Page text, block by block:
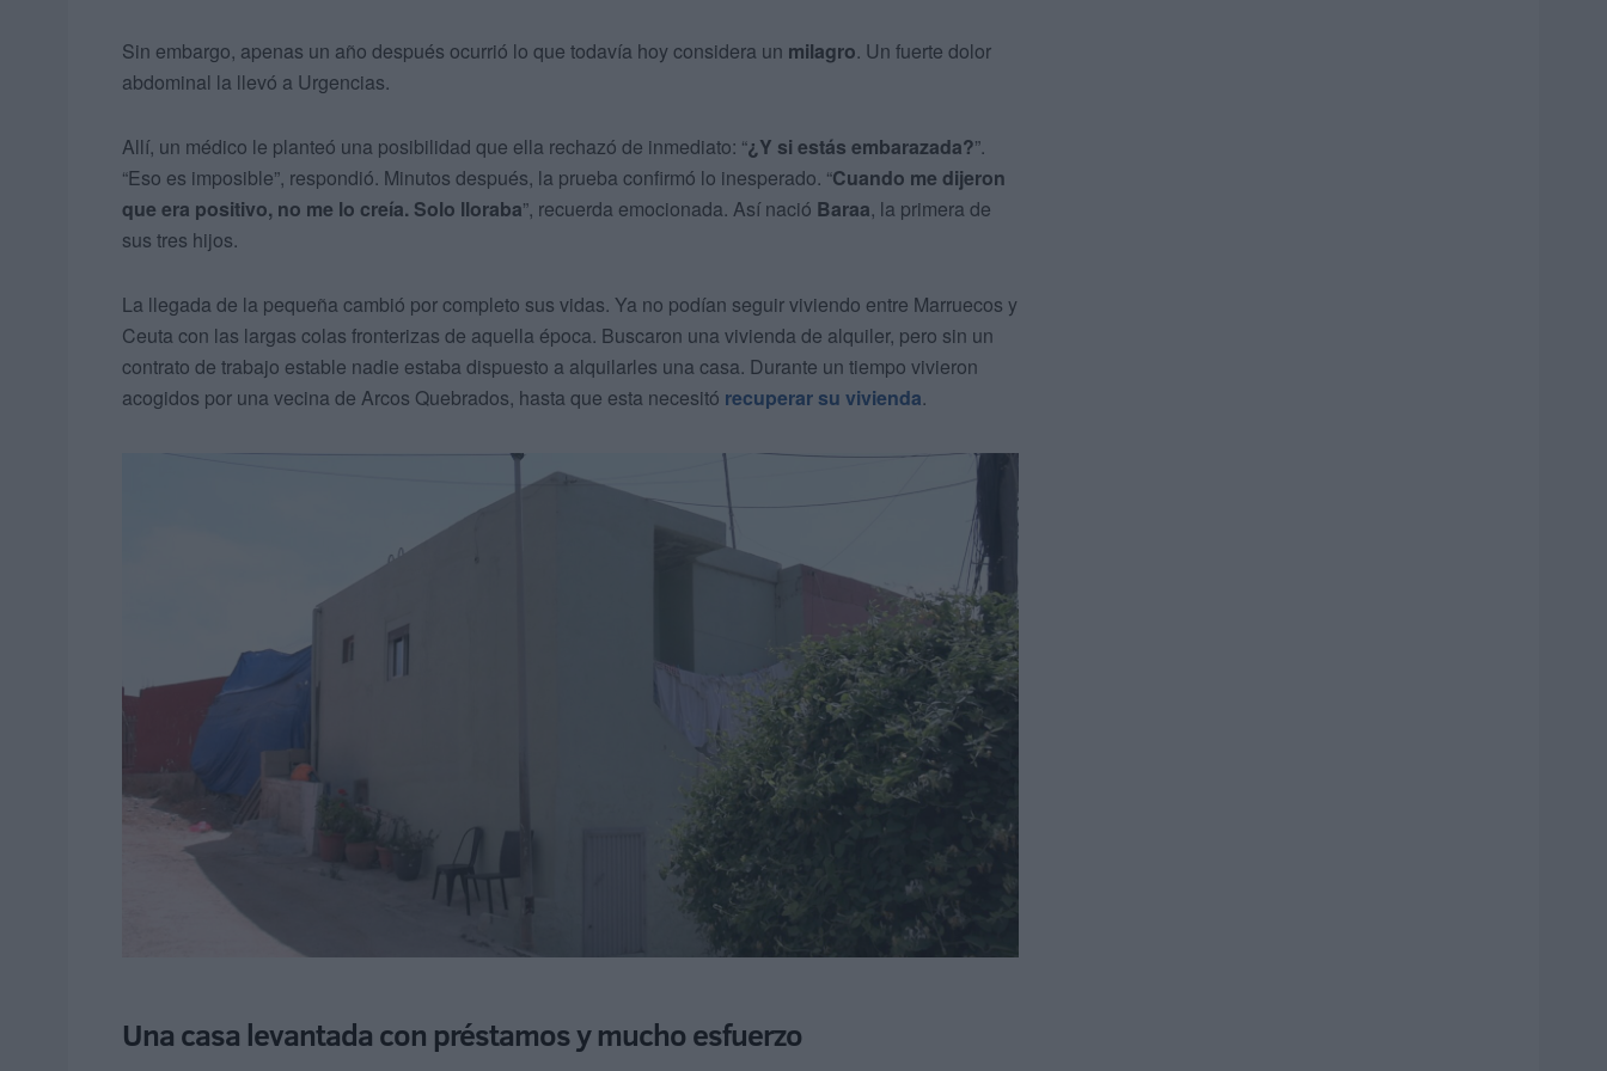
Sin embargo, apenas un año después ocurrió lo que todavía hoy considera un milagro. Un fuerte dolor
abdominal la llevó a Urgencias.
Allí, un médico le planteó una posibilidad que ella rechazó de inmediato: “¿Y si estás embarazada?”.
“Eso es imposible”, respondió. Minutos después, la prueba confirmó lo inesperado. “Cuando me dijeron
que era positivo, no me lo creía. Solo lloraba”, recuerda emocionada. Así nació Baraa, la primera de
sus tres hijos.
La llegada de la pequeña cambió por completo sus vidas. Ya no podían seguir viviendo entre Marruecos y
Ceuta con las largas colas fronterizas de aquella época. Buscaron una vivienda de alquiler, pero sin un
contrato de trabajo estable nadie estaba dispuesto a alquilarles una casa. Durante un tiempo vivieron
acogidos por una vecina de Arcos Quebrados, hasta que esta necesitó recuperar su vivienda.
Una casa levantada con préstamos y mucho esfuerzo